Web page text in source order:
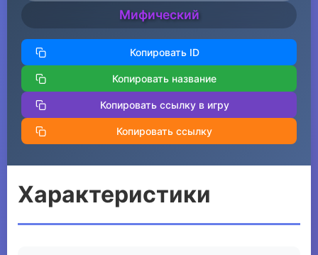
Мифический
Копировать ID
Копировать название
Копировать ссылку в игру
Копировать ссылку
Характеристики